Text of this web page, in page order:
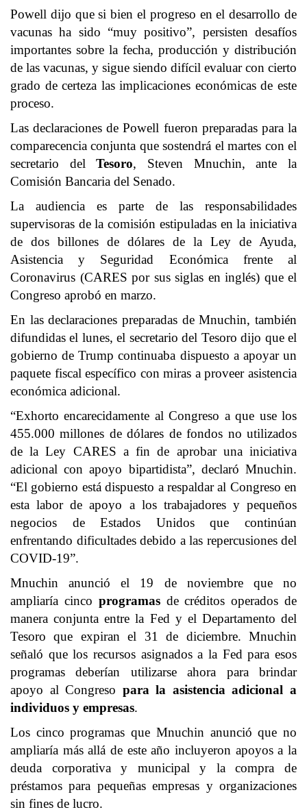
Powell dijo que si bien el progreso en el desarrollo de
vacunas ha sido “muy positivo”, persisten desafíos
importantes sobre la fecha, producción y distribución
de las vacunas, y sigue siendo difícil evaluar con cierto
grado de certeza las implicaciones económicas de este
proceso.
Las declaraciones de Powell fueron preparadas para la
comparecencia conjunta que sostendrá el martes con el
secretario delTesoro, Steven Mnuchin, ante la
Comisión Bancaria del Senado.
La audiencia es parte de las responsabilidades
supervisoras de la comisión estipuladas en la iniciativa
de dos billones de dólares de la Ley de Ayuda,
Asistencia y Seguridad Económica frente al
Coronavirus (CARES por sus siglas en inglés) que el
Congreso aprobó en marzo.
En las declaraciones preparadas de Mnuchin, también
difundidas el lunes, el secretario del Tesoro dijo que el
gobierno de Trump continuaba dispuesto a apoyar un
paquete fiscal específico con miras a proveer asistencia
económica adicional.
“Exhorto encarecidamente al Congreso a que use los
455.000 millones de dólares de fondos no utilizados
de la Ley CARES a fin de aprobar una iniciativa
adicional con apoyo bipartidista”, declaró Mnuchin.
“El gobierno está dispuesto a respaldar al Congreso en
esta labor de apoyo a los trabajadores y pequeños
negocios de Estados Unidos que continúan
enfrentando dificultades debido a las repercusiones del
COVID-19”.
Mnuchin anunció el 19 de noviembre que no
ampliaría cinco programasde créditos operados de
manera conjunta entre la Fed y el Departamento del
Tesoro que expiran el 31 de diciembre. Mnuchin
señaló que los recursos asignados a la Fed para esos
programas deberían utilizarse ahora para brindar
apoyo al Congreso para la asistencia adicional a
individuos y empresas.
Los cinco programas que Mnuchin anunció que no
ampliaría más allá de este año incluyeron apoyos a la
deuda corporativa y municipal y la compra de
préstamos para pequeñas empresas y organizaciones
sin fines de lucro.